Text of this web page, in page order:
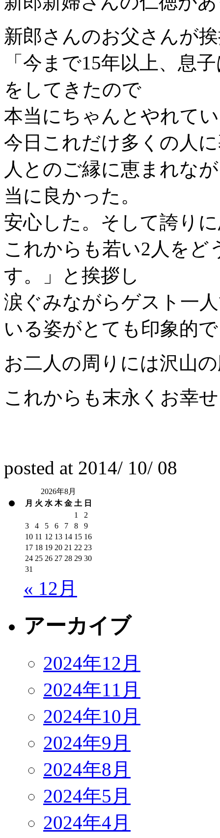
新郎さんのお父さんが
「今まで15年以上、息
をしてきたので
本当にちゃんとやれて
今日これだけ多くの人
人とのご縁に恵まれな
当に良かった。
安心した。そして誇り
これからも若い2人をど
す。」と挨拶し
涙ぐみながらゲスト一
いる姿がとても印象的
お二人の周りには沢山
これからも末永くお幸
posted at 2014/ 10/ 08
2026年8月
月 火 水 木 金 土 日
1
2
3
4 5 6 7 8
9
10 11 12 13 14 15 16
17 18 19 20 21 22 23
24 25 26 27 28 29 30
31
« 12月
アーカイブ
2024年12月
2024年11月
2024年10月
2024年9月
2024年8月
2024年5月
2024年4月